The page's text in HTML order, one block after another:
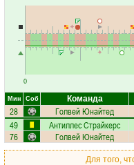
0
Мин Соб Команда
28 Голвей Юнайтед
49 Антиллес Страйкерс
76 Голвей Юнайтед
Для того,